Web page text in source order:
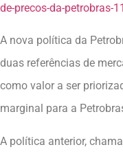
de-precos-da-petrobras-
A nova política da
duas referências de
como valor a ser
marginal para a
A política anterior,